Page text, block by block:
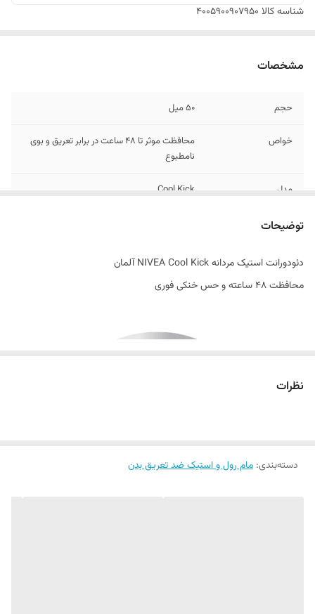
شناسه کالا 4005900907950
مشخصات
حجم 50 میل
خواص
محافظت موثر تا 48 ساعت در برابر تعریق و بوی
نامطبوع
مدل Cool Kick
تاریخ انقضاء
اصالت کالا اصل
ساخت کشور آلمان
توضیحات
دئودورانت استیک مردانه NIVEA Cool Kick آلمان
محافظت 48 ساعته و حس خنکی فوری
نظرات
دسته‌بندی: مام رول و استیک ضد تعریق بدن